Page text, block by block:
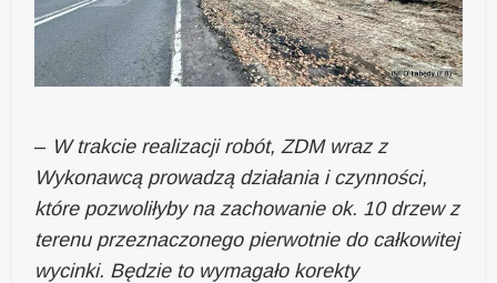
– W trakcie realizacji robót, ZDM wraz z
Wykonawcą prowadzą działania i czynności,
które pozwoliłyby na zachowanie ok. 10 drzew z
terenu przeznaczonego pierwotnie do całkowitej
wycinki. Będzie to wymagało korekty